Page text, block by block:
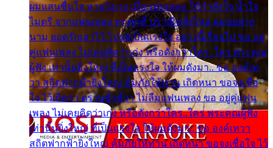
ผมแสนชื่นใจ หายวังเวง เมื่อแฟนเพลง ให้กำลังใจ น้ำใจ
ไมตรี จากแฟนเพลง ทุกทุกที่ ปราณีหลั่งไหล ผมขอฝาก
นาม ยอดรักเอาไว้ โปรดเป็นแรงใจ อย่างนี้เรื่อยไป ขอ อยู่
คู่แฟนเพลง ไม่เคยคิดว่าเก่ง หรือดังกว่าใคร..ใคร พระคุณ
ผู้ฟัง เท่านั้นยิ่งใหญ่ ที่เป็นแรงใจ ให้ผมดังมา.. ขอ องค์เท
วา สถิตฟากฟ้ายิ่งใหญ่ คุ้มภัยให้ท่าน เถิดหนา ขอจงเชื่อ
ใจ ไว้เถิดว่า ตราบชั่วชีวา ไม่ลืมแฟนเพลง ขอ อยู่คู่แฟน
เพลง ไม่เคยคิดว่าเก่ง หรือดังกว่าใคร..ใคร พระคุณผู้ฟัง
เท่านั้นยิ่งใหญ่ ที่เป็นแรงใจ ให้ผมดังมา.. ขอ องค์เทวา
สถิตฟากฟ้ายิ่งใหญ่ คุ้มภัยให้ท่าน เถิดหนา ขอจงเชื่อใจ ไว้